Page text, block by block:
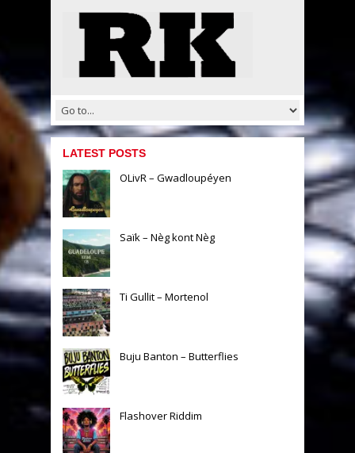
LATEST POSTS
OLivR – Gwadloupéyen
Saïk – Nèg kont Nèg
Ti Gullit – Mortenol
Buju Banton – Butterflies
Flashover Riddim